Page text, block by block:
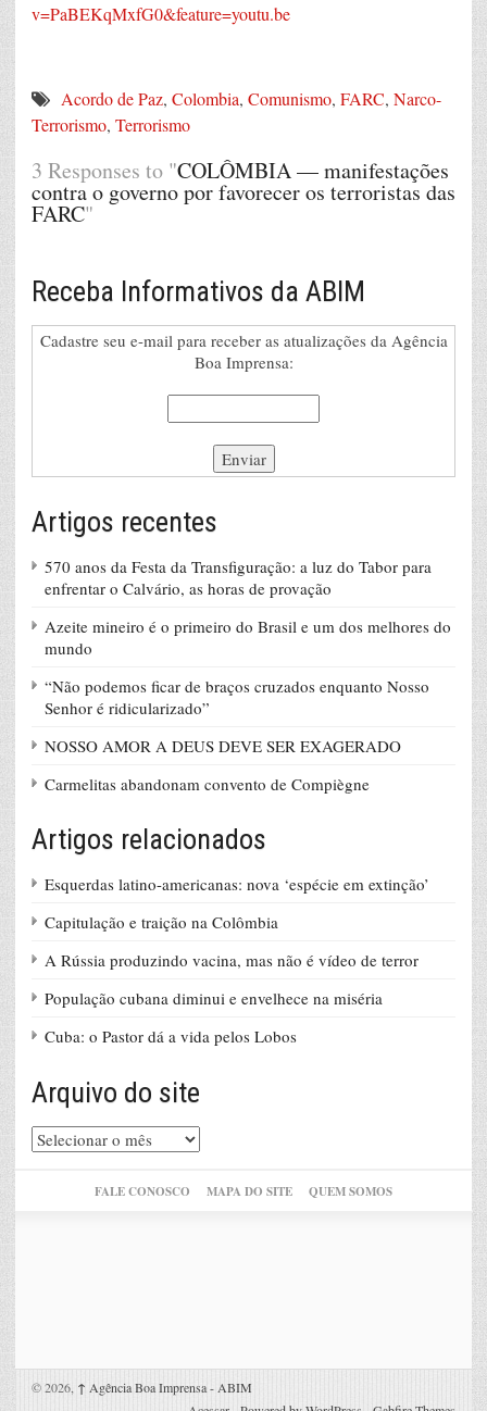
v=PaBEKqMxfG0&feature=youtu.be
Acordo de Paz, Colombia, Comunismo, FARC, Narco-
Terrorismo, Terrorismo
3 Responses to "COLÔMBIA — manifestações
contra o governo por favorecer os terroristas das
FARC"
Receba Informativos da ABIM
Cadastre seu e-mail para receber as atualizações da Agência
Boa Imprensa:
Artigos recentes
570 anos da Festa da Transfiguração: a luz do Tabor para
enfrentar o Calvário, as horas de provação
Azeite mineiro é o primeiro do Brasil e um dos melhores do
mundo
“Não podemos ficar de braços cruzados enquanto Nosso
Senhor é ridicularizado”
NOSSO AMOR A DEUS DEVE SER EXAGERADO
Carmelitas abandonam convento de Compiègne
Artigos relacionados
Esquerdas latino-americanas: nova ‘espécie em extinção’
Capitulação e traição na Colômbia
A Rússia produzindo vacina, mas não é vídeo de terror
População cubana diminui e envelhece na miséria
Cuba: o Pastor dá a vida pelos Lobos
Arquivo do site
Arquivo
do
FALE CONOSCO MAPA DO SITE QUEM SOMOS
© 2026, ↑ Agência Boa Imprensa - ABIM